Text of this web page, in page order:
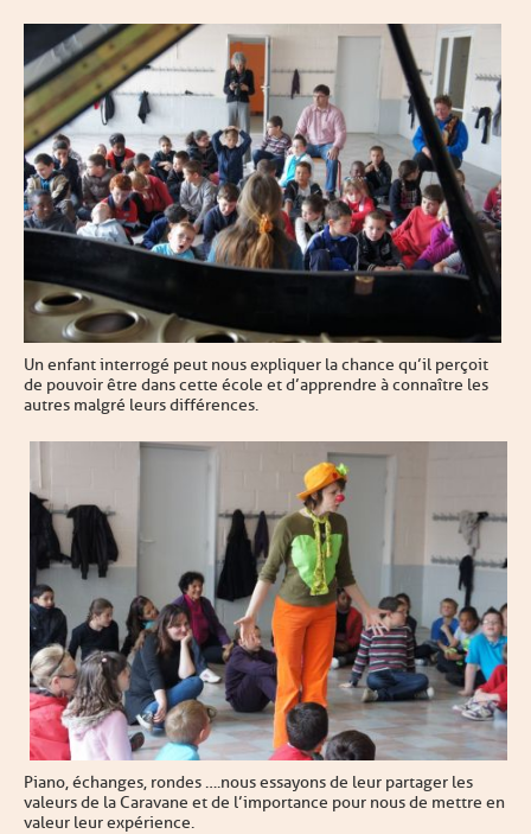
Un enfant interrogé peut nous expliquer la chance qu’il perçoit
de pouvoir être dans cette école et d’apprendre à connaître les
autres malgré leurs différences.
Piano, échanges, rondes ….nous essayons de leur partager les
valeurs de la Caravane et de l’importance pour nous de mettre en
valeur leur expérience.